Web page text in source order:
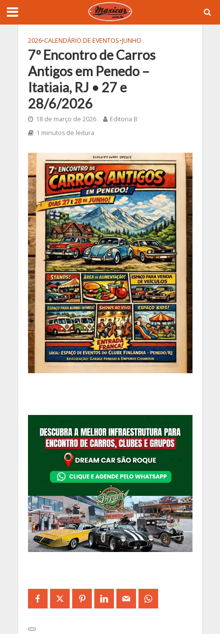
2026•CALENDÁRIO DE EVENTOS•JUNHO
7º Encontro de Carros
Antigos em Penedo –
Itatiaia, RJ • 27 e
28/6/2026
18 de março de 2026
Editoria B
1 minutos de leitura